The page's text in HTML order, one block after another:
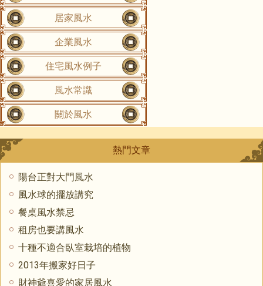
居家風水
企業風水
住宅風水例子
風水常識
關於風水
熱門文章
陽台正對大門風水
風水球的擺放講究
餐桌風水禁忌
租房也要講風水
十種不適合臥室栽培的植物
2013年搬家好日子
財神爺喜愛的家居風水